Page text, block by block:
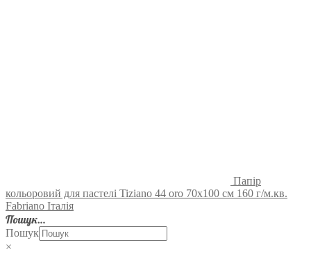
Папір
кольоровий для пастелі Tiziano 44 oro 70х100 см 160 г/м.кв.
Fabriano Італія
Пошук…
Пошук
×